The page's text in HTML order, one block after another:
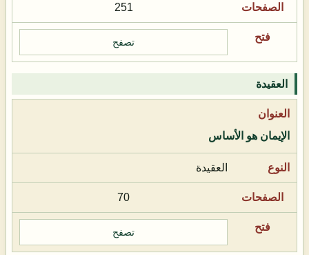
251
تصفح
العقيدة
الإيمان هو الأساس
العقيدة
70
تصفح